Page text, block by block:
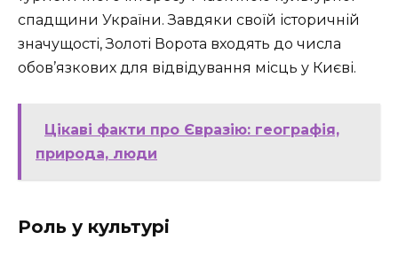
спадщини України. Завдяки своїй історичній
значущості, Золоті Ворота входять до числа
обов’язкових для відвідування місць у Києві.
Цікаві факти про Євразію: географія,
природа, люди
Роль у культурі